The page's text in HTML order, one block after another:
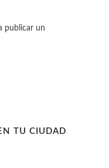
publicar un
TU CIUDAD